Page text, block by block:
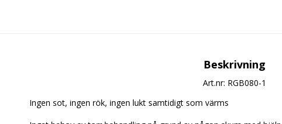
Beskrivning
Art.nr: RGB080-1
Ingen sot, ingen rök, ingen lukt samtidigt som värms